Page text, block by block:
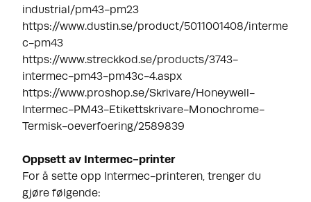
industrial/pm43-pm23
https://www.dustin.se/product/5011001408/interme
c-pm43
https://www.streckkod.se/products/3743-
intermec-pm43-pm43c-4.aspx
https://www.proshop.se/Skrivare/Honeywell-
Intermec-PM43-Etikettskrivare-Monochrome-
Termisk-oeverfoering/2589839
Oppsett av Intermec-printer
For å sette opp Intermec-printeren, trenger du
gjøre følgende: